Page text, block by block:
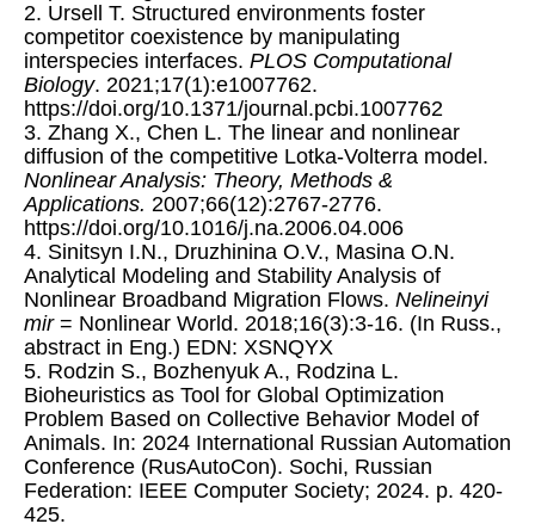
2. Ursell T. Structured environments foster
competitor coexistence by manipulating
interspecies interfaces. PLOS Computational
Biology. 2021;17(1):e1007762.
https://doi.org/10.1371/journal.pcbi.1007762
3. Zhang X., Chen L. The linear and nonlinear
diffusion of the competitive Lotka-Volterra model.
Nonlinear Analysis: Theory, Methods &
Applications. 2007;66(12):2767-2776.
https://doi.org/10.1016/j.na.2006.04.006
4. Sinitsyn I.N., Druzhinina O.V., Masina O.N.
Analytical Modeling and Stability Analysis of
Nonlinear Broadband Migration Flows. Nelineinyi
mir= Nonlinear World. 2018;16(3):3-16. (In Russ.,
abstract in Eng.) EDN: XSNQYX
5. Rodzin S., Bozhenyuk A., Rodzina L.
Bioheuristics as Tool for Global Optimization
Problem Based on Collective Behavior Model of
Animals. In: 2024 International Russian Automation
Conference (RusAutoCon). Sochi, Russian
Federation: IEEE Computer Society; 2024. p. 420-
425.